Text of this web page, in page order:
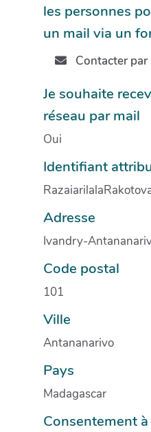
les personnes
un mail via un
Contacter par
Je souhaite
réseau par mail
Oui
Identifiant
Adresse
Ivandry-
Code postal
101
Ville
Antananarivo
Pays
Madagascar
Consentement